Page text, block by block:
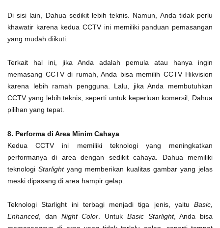
Di sisi lain, Dahua sedikit lebih teknis. Namun, Anda tidak perlu
khawatir karena kedua CCTV ini memiliki panduan pemasangan
yang mudah diikuti.
Terkait hal ini, jika Anda adalah pemula atau hanya ingin
memasang CCTV di rumah, Anda bisa memilih CCTV Hikvision
karena lebih ramah pengguna. Lalu, jika Anda membutuhkan
CCTV yang lebih teknis, seperti untuk keperluan komersil, Dahua
pilihan yang tepat.
8. Performa di Area Minim Cahaya
Kedua CCTV ini memiliki teknologi yang meningkatkan
performanya di area dengan sedikit cahaya. Dahua memiliki
teknologi Starlightyang memberikan kualitas gambar yang jelas
meski dipasang di area hampir gelap.
Teknologi Starlight ini terbagi menjadi tiga jenis, yaitu Basic,
Enhanced, dan Night Color. Untuk Basic Starlight, Anda bisa